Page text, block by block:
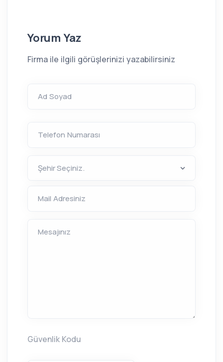
Yorum Yaz
Firma ile ilgili görüşlerinizi yazabilirsiniz
Ad Soyad
Telefon Numarası
Mail Adresiniz
Mesajınız
Güvenlik Kodu